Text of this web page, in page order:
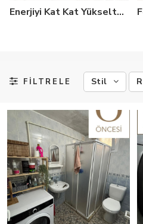
Enerjiyi Kat Kat Yükselten Uyumlu ve Neşeli Bolu Evi
FİLTRELE Stil